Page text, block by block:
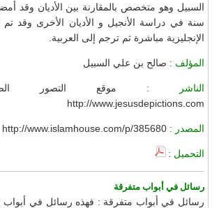
السبيل وهو متخصص بالمقارنة بين الأديان وقد
سنة في دراسة الأنجيل و الأديان الأخرى وقد تم
الإنجليزية مباشرة ثم ترجم إلى العربية.
المؤلف : صالح بن علي السبيل
الناشر : موقع التصور
http://www.jesusdepictions.com
المصدر : http://www.islamhouse.com/p/385680
التحميل :
رسائل في أبواب متفرقة
رسائل في أبواب متفرقة : فهذه رسائل في أبواب